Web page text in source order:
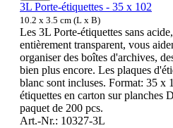
3L Porte-étiquettes - 35 x 102
10.2 x 3.5 cm (L x B)
Les 3L Porte-étiquettes sans
entièrement transparent, vous
organiser des boîtes d'archives,
bien plus encore. Les plaques
blanc sont incluses. Format: 35 x
étiquettes en carton sur planches
paquet de 200 pcs.
Art.-Nr.: 10327-3L